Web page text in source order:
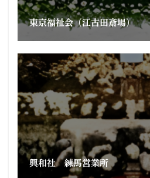
東京福祉会（江古田斎場）
興和社 練馬営業所